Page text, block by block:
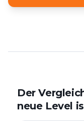
Der
neue Level